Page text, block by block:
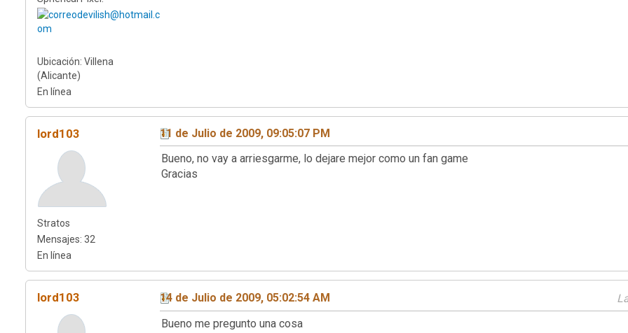
Ubicación: Villena
(Alicante)
En línea
lord103
Stratos
Mensajes: 32
En línea
11 de Julio de 2009, 09:05:07 PM
Bueno, no vay a arriesgarme, lo dejare mejor como un fan game
Gracias
lord103 14 de Julio de 2009, 05:02:54 AM
Bueno me pregunto una cosa